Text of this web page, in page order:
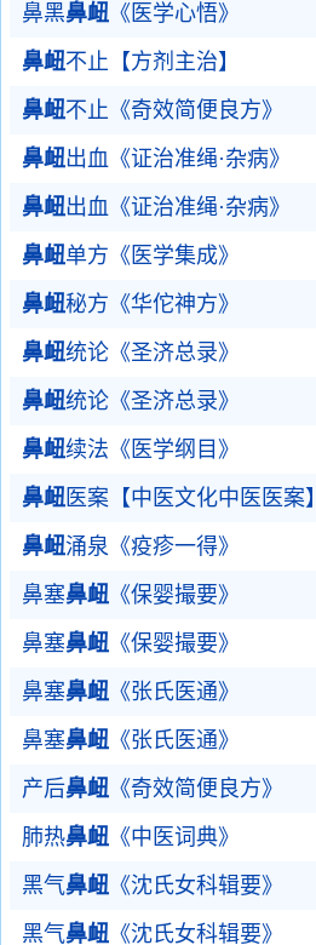
鼻黑鼻衄 《医学心悟》
鼻衄不止【方剂主治】
鼻衄不止《奇效简便良方》
鼻衄出血《证治准绳·杂病》
鼻衄出血《证治准绳·杂病》
鼻衄单方《医学集成》
鼻衄秘方《华佗神方》
鼻衄统论《圣济总录》
鼻衄统论《圣济总录》
鼻衄续法《医学纲目》
鼻衄医案【中医文化中医医案】
鼻衄涌泉《疫疹一得》
鼻塞鼻衄 《保婴撮要》
鼻塞鼻衄 《保婴撮要》
鼻塞鼻衄 《张氏医通》
鼻塞鼻衄 《张氏医通》
产后鼻衄 《奇效简便良方》
肺热鼻衄 《中医词典》
黑气鼻衄 《沈氏女科辑要》
黑气鼻衄 《沈氏女科辑要》